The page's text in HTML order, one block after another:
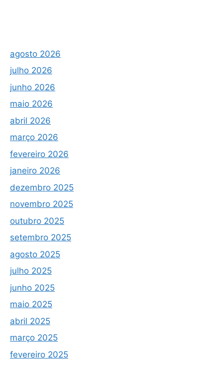
agosto 2026
julho 2026
junho 2026
maio 2026
abril 2026
março 2026
fevereiro 2026
janeiro 2026
dezembro 2025
novembro 2025
outubro 2025
setembro 2025
agosto 2025
julho 2025
junho 2025
maio 2025
abril 2025
março 2025
fevereiro 2025